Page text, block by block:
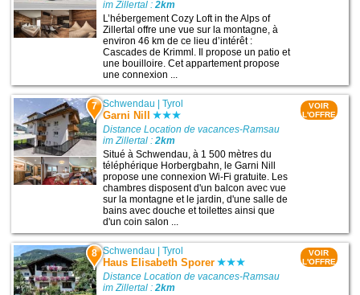
im Zillertal :2km
L’hébergement Cozy Loft in the Alps of
Zillertal offre une vue sur la montagne, à
environ 46 km de ce lieu d’intérêt :
Cascades de Krimml. Il propose un patio et
une bouilloire. Cet appartement propose
une connexion ...
7 Schwendau |Tyrol
Garni Nill
Distance Location de vacances-Ramsau
im Zillertal :2km
Situé à Schwendau, à 1 500 mètres du
téléphérique Horbergbahn, le Garni Nill
propose une connexion Wi-Fi gratuite. Les
chambres disposent d'un balcon avec vue
sur la montagne et le jardin, d'une salle de
bains avec douche et toilettes ainsi que
d'un coin salon ...
VOIR
L'OFFRE
8 Schwendau |Tyrol
Haus Elisabeth Sporer
Distance Location de vacances-Ramsau
im Zillertal :2km
VOIR
L'OFFRE